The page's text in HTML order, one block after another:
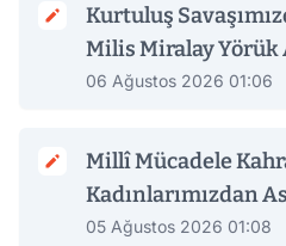
Kurtuluş
Milis Miralay Yörük
06 Ağustos 2026 01:06
Millî Mücadele
Kadınlarımızdan
05 Ağustos 2026 01:08